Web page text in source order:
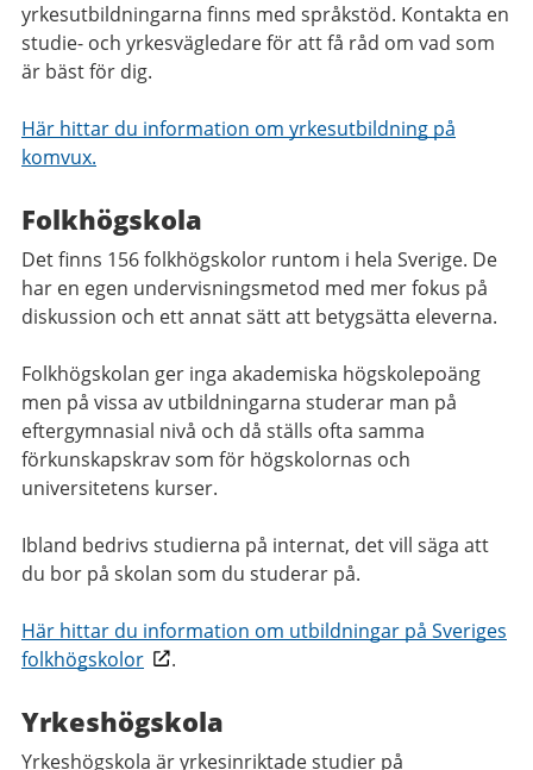
yrkesutbildningarna finns med språkstöd. Kontakta en
studie- och yrkesvägledare för att få råd om vad som
är bäst för dig.
Här hittar du information om yrkesutbildning på
komvux.
Folkhögskola
Det finns 156 folkhögskolor runtom i hela Sverige. De
har en egen undervisningsmetod med mer fokus på
diskussion och ett annat sätt att betygsätta eleverna.
Folkhögskolan ger inga akademiska högskolepoäng
men på vissa av utbildningarna studerar man på
eftergymnasial nivå och då ställs ofta samma
förkunskapskrav som för högskolornas och
universitetens kurser.
Ibland bedrivs studierna på internat, det vill säga att
du bor på skolan som du studerar på.
Här hittar du information om utbildningar på Sveriges
folkhögskolor
.
Yrkeshögskola
Yrkeshögskola är yrkesinriktade studier på